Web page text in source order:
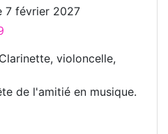
7 février 2027
violoncelle,
de l'amitié en musique.